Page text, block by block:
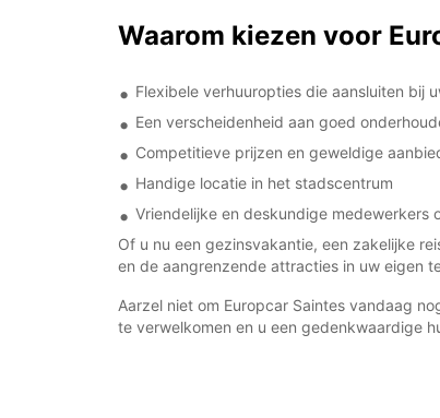
Waarom kiezen voor
Flexibele verhuuropties die aansluiten bij
Een verscheidenheid aan goed
Competitieve prijzen en geweldige
Handige locatie in het stadscentrum
Vriendelijke en deskundige medewerkers
Of u nu een gezinsvakantie, een zakelijke
en de aangrenzende attracties in uw eigen
Aarzel niet om Europcar Saintes vandaag
te verwelkomen en u een gedenkwaardige